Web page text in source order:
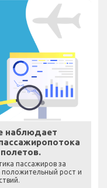
наблюдает
пассажиров за
положительный рост и